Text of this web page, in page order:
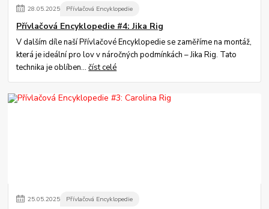
28.05.2025 Přívlačová Encyklopedie
Přívlačová Encyklopedie #4: Jika Rig
V dalším díle naší Přívlačové Encyklopedie se zaměříme na montáž,
která je ideální pro lov v náročných podmínkách – Jika Rig. Tato
technika je oblíben...číst celé
25.05.2025 Přívlačová Encyklopedie